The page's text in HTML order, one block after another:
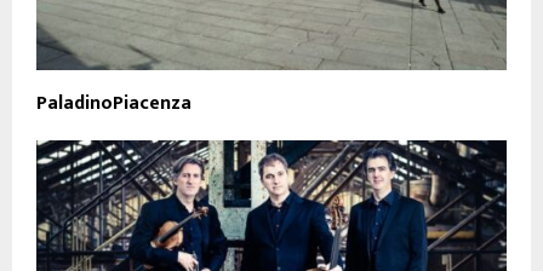
PaladinoPiacenza